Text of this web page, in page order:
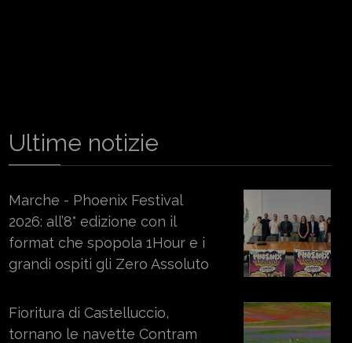
Ultime notizie
Marche - Phoenix Festival
2026: all’8° edizione con il
format che spopola 1Hour e i
grandi ospiti gli Zero Assoluto
Fioritura di Castelluccio,
tornano le navette Contram